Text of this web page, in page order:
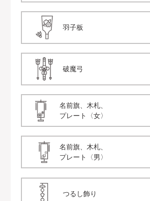
羽子板
破魔弓
名前旗、木札、
プレート〈女〉
名前旗、木札、
プレート〈男〉
つるし飾り